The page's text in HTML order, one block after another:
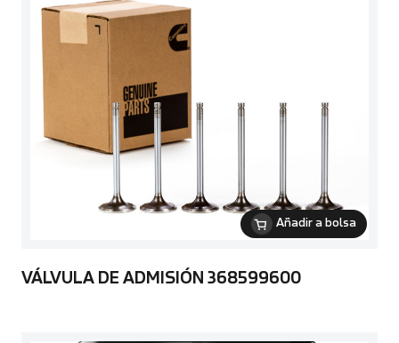
Añadir a bolsa
VÁLVULA DE ADMISIÓN 368599600